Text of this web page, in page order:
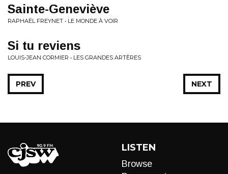
Sainte-Geneviève
RAPHAËL FREYNET • LE MONDE À VOIR
Si tu reviens
LOUIS-JEAN CORMIER • LES GRANDES ARTÈRES
NEXT
PREV
LISTEN
Browse